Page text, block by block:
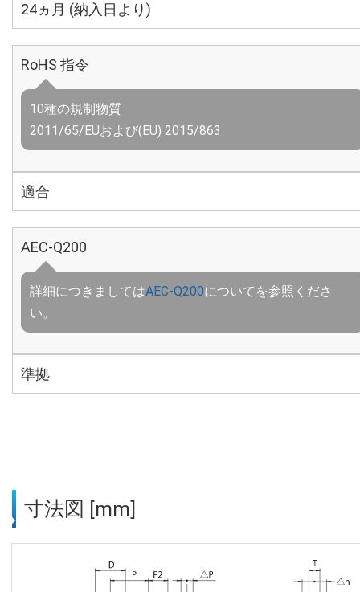
24ヵ月 (納入日より)
RoHS 指令
10種の規制物質
2011/65/EUおよび(EU) 2015/863
適合
AEC-Q200
詳細につきましてはAEC-Q200についてを参照くださ
い。
準拠
寸法図 [mm]